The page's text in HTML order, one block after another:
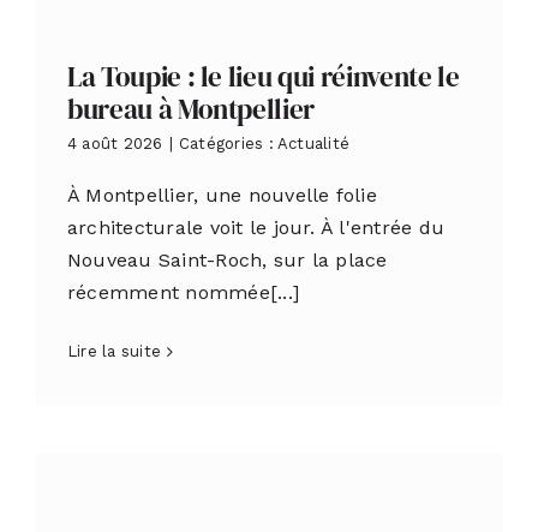
La Toupie : le lieu qui réinvente le
bureau à Montpellier
4 août 2026 Catégories : Actualité
À Montpellier, une nouvelle folie
architecturale voit le jour. À l'entrée du
Nouveau Saint-Roch, sur la place
récemment nommée[...]
Lire la suite